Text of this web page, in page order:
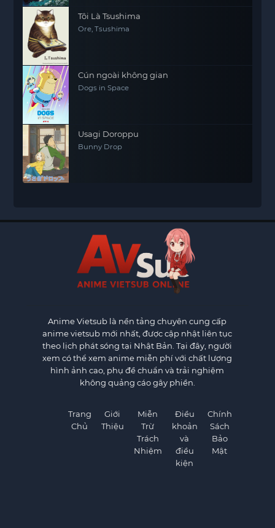
Tôi Là Tsushima
Ore, Tsushima
Cún ngoài không gian
Dogs in Space
Usagi Doroppu
Bunny Drop
Anime Vietsub là nền tảng chuyên cung cấp
anime vietsub mới nhất, được cập nhật liên tục
theo lịch phát sóng tại Nhật Bản. Tại đây, người
xem có thể xem anime miễn phí với chất lượng
hình ảnh cao, phụ đề chuẩn và trải nghiệm
không quảng cáo gây phiền.
Trang
Chủ
Giới
Thiệu
Miễn
Trừ
Trách
Nhiệm
Điều
khoản
và
điều
kiện
Chính
Sách
Bảo
Mật